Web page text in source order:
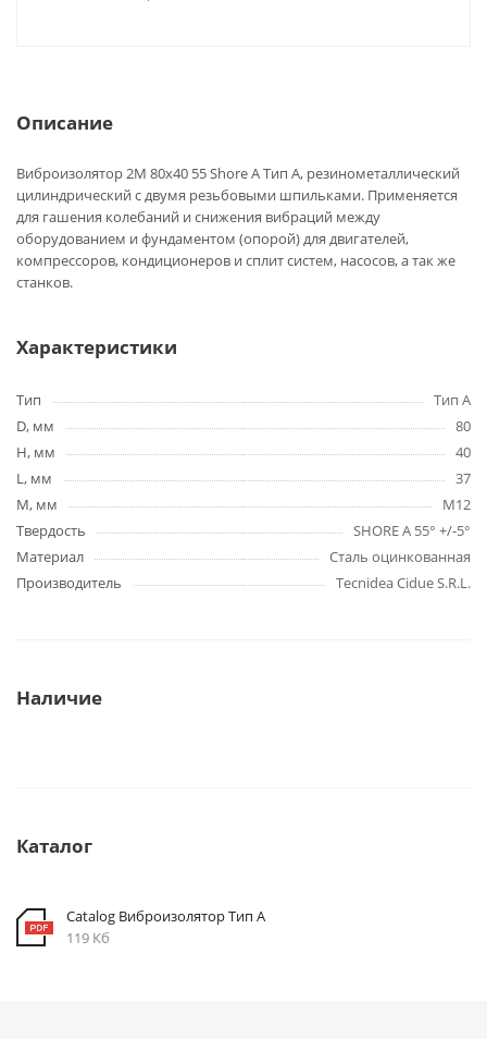
Описание
Виброизолятор 2M 80x40 55 Shore A Тип А, резинометаллический
цилиндрический с двумя резьбовыми шпильками. Применяется
для гашения колебаний и снижения вибраций между
оборудованием и фундаментом (опорой) для двигателей,
компрессоров, кондиционеров и сплит систем, насосов, а так же
станков.
Характеристики
Тип
Тип A
D, мм
80
H, мм
40
L, мм
37
M, мм
M12
Твердость
SHORE A 55° +/-5°
Материал
Сталь оцинкованная
Производитель
Tecnidea Cidue S.R.L.
Наличие
Каталог
Catalog Виброизолятор Тип A
119 Кб